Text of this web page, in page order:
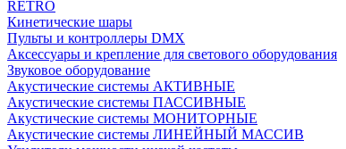
RETRO
Кинетические шары
Пульты и контроллеры DMX
Аксессуары и крепление для светового оборудования
Звуковое оборудование
Акустические системы АКТИВНЫЕ
Акустические системы ПАССИВНЫЕ
Акустические системы МОНИТОРНЫЕ
Акустические системы ЛИНЕЙНЫЙ МАССИВ